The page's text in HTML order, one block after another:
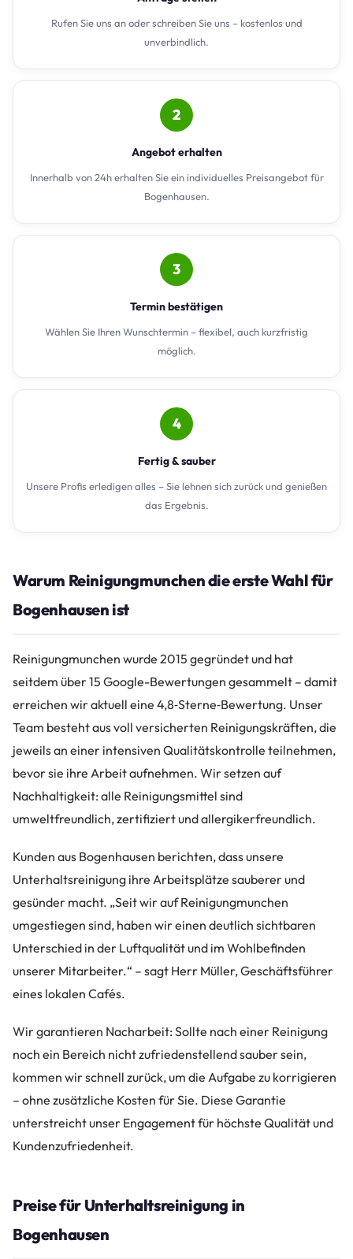
Rufen Sie uns an oder schreiben Sie uns – kostenlos und
unverbindlich.
2
Angebot erhalten
Innerhalb von 24h erhalten Sie ein individuelles Preisangebot für
Bogenhausen.
3
Termin bestätigen
Wählen Sie Ihren Wunschtermin – flexibel, auch kurzfristig
möglich.
4
Fertig & sauber
Unsere Profis erledigen alles – Sie lehnen sich zurück und genießen
das Ergebnis.
Warum Reinigungmunchen die erste Wahl für
Bogenhausen ist
Reinigungmunchen wurde 2015 gegründet und hat
seitdem über 15 Google-Bewertungen gesammelt – damit
erreichen wir aktuell eine 4,8‑Sterne‑Bewertung. Unser
Team besteht aus voll versicherten Reinigungskräften, die
jeweils an einer intensiven Qualitätskontrolle teilnehmen,
bevor sie ihre Arbeit aufnehmen. Wir setzen auf
Nachhaltigkeit: alle Reinigungsmittel sind
umweltfreundlich, zertifiziert und allergikerfreundlich.
Kunden aus Bogenhausen berichten, dass unsere
Unterhaltsreinigung ihre Arbeitsplätze sauberer und
gesünder macht. „Seit wir auf Reinigungmunchen
umgestiegen sind, haben wir einen deutlich sichtbaren
Unterschied in der Luftqualität und im Wohlbefinden
unserer Mitarbeiter.“ – sagt Herr Müller, Geschäftsführer
eines lokalen Cafés.
Wir garantieren Nacharbeit: Sollte nach einer Reinigung
noch ein Bereich nicht zufriedenstellend sauber sein,
kommen wir schnell zurück, um die Aufgabe zu korrigieren
– ohne zusätzliche Kosten für Sie. Diese Garantie
unterstreicht unser Engagement für höchste Qualität und
Kundenzufriedenheit.
Preise für Unterhaltsreinigung in
Bogenhausen